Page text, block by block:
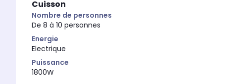
Cuisson
Nombre de personnes
De 8 à 10 personnes
Energie
Electrique
Puissance
1800W